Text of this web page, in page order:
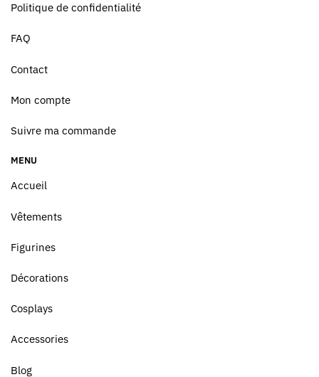
Politique de confidentialité
FAQ
Contact
Mon compte
Suivre ma commande
MENU
Accueil
Vêtements
Figurines
Décorations
Cosplays
Accessories
Blog